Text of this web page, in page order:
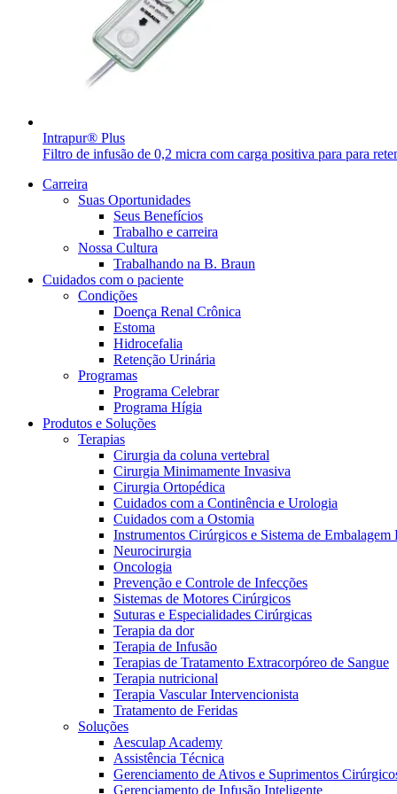
Catálogo de Produtos
Encontre o produto que está procurando. ​Visite o catálogo de
Programa Celebrar
O Programa Celebrar é o Programa de Suporte ao Paciente
Encontre uma vaga
Descubra suas oportunidades de ​carreira na B. Braun.
Innovation Hub
Vamos impulsionar a inovação em ​tecnologia médica juntos.
Intrapur® Plus
Filtro de infusão de 0,2 micra com carga positiva para para
Carreira
Suas Oportunidades
Seus Benefícios
Trabalho e carreira
Nossa Cultura
Trabalhando na B. Braun
Cuidados com o paciente
Condições
Doença Renal Crônica
Estoma
Hidrocefalia
Retenção Urinária
Programas
Programa Celebrar
Programa Hígia
Produtos e Soluções
Terapias
Cirurgia da coluna vertebral
Cirurgia Minimamente Invasiva
Cirurgia Ortopédica
Cuidados com a Continência e Urologia
Cuidados com a Ostomia
Instrumentos Cirúrgicos e Sistema de Embalagem
Neurocirurgia
Oncologia
Prevenção e Controle de Infecções
Sistemas de Motores Cirúrgicos
Suturas e Especialidades Cirúrgicas
Terapia da dor
Terapia de Infusão
Terapias de Tratamento Extracorpóreo de Sangue
Terapia nutricional
Terapia Vascular Intervencionista
Tratamento de Feridas
Soluções
Aesculap Academy
Assistência Técnica
Gerenciamento de Ativos e Suprimentos
Gerenciamento de Infusão Inteligente